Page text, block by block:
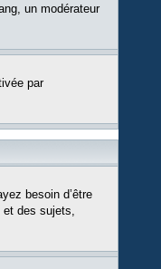
un modérateur
par
besoin d’être
et des sujets,